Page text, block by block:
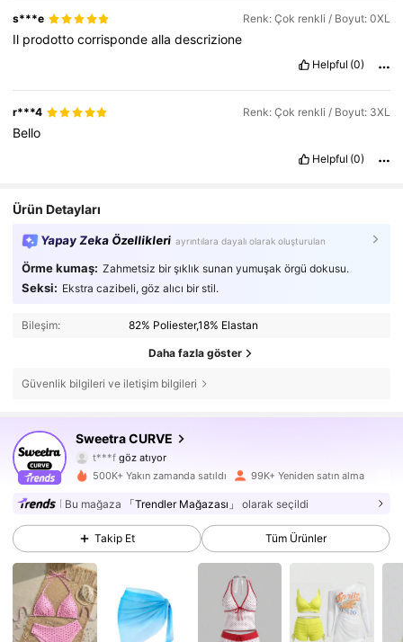
s***e Renk: Çok renkli / Boyut: 0XL
Il prodottocorrispondealladescrizione
Helpful (0)
r***4 Renk: Çok renkli / Boyut: 3XL
Bello
Helpful (0)
Ürün Detayları
Yapay Zeka Özellikleri ayrıntılara dayalı olarak oluşturulan
Örme kumaş: Zahmetsiz bir şıklık sunan yumuşak örgü dokusu.
Seksi: Ekstra cazibeli, göz alıcı bir stil.
Bileşim: 82% Poliester,18% Elastan
Daha fazla göster
Güvenlik bilgileri ve iletişim bilgileri
Sweetra CURVE
t***fgöz atıyor
4,70
201K Takipçiler
4,70
4,70 201K Takipçiler
500K+ Yakın zamanda satıldı 99K+ Yeniden satın alma
Bu mağaza 「Trendler Mağazası」 olarak seçildi
Takip Et Tüm Ürünler